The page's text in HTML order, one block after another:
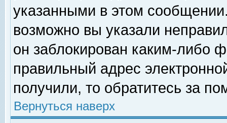
указанными в этом
возможно вы указали
он заблокирован каким-либо
правильный адрес
получили, то обратитесь за
Вернуться наверх